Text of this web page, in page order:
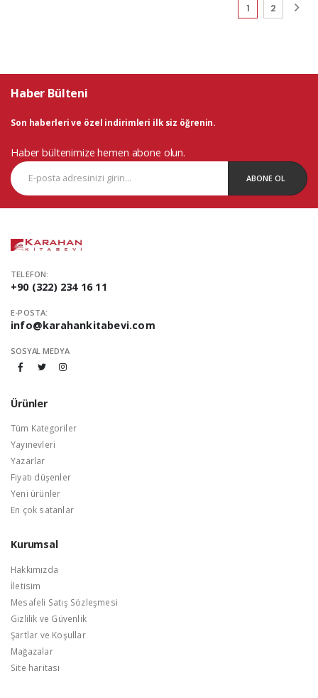
1(current)
2
Haber Bülteni
Son haberleri ve özel indirimleri ilk siz öğrenin.
Haber bültenimize hemen abone olun.
ABONE OL
TELEFON:
+90 (322) 234 16 11
E-POSTA:
info@karahankitabevi.com
SOSYAL MEDYA
Ürünler
Tüm Kategoriler
Yayınevleri
Yazarlar
Fiyatı düşenler
Yeni ürünler
En çok satanlar
Kurumsal
Hakkımızda
İletisim
Mesafeli Satış Sözleşmesi
Gizlilik ve Güvenlik
Şartlar ve Koşullar
Mağazalar
Site haritası